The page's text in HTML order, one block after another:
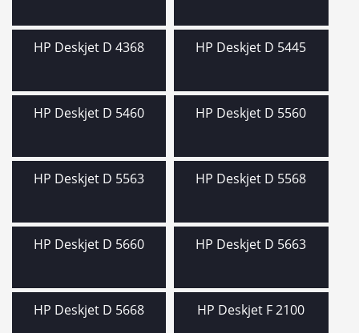
HP Deskjet D 4368 HP Deskjet D 5445
HP Deskjet D 5460 HP Deskjet D 5560
HP Deskjet D 5563 HP Deskjet D 5568
HP Deskjet D 5660 HP Deskjet D 5663
HP Deskjet D 5668 HP Deskjet F 2100